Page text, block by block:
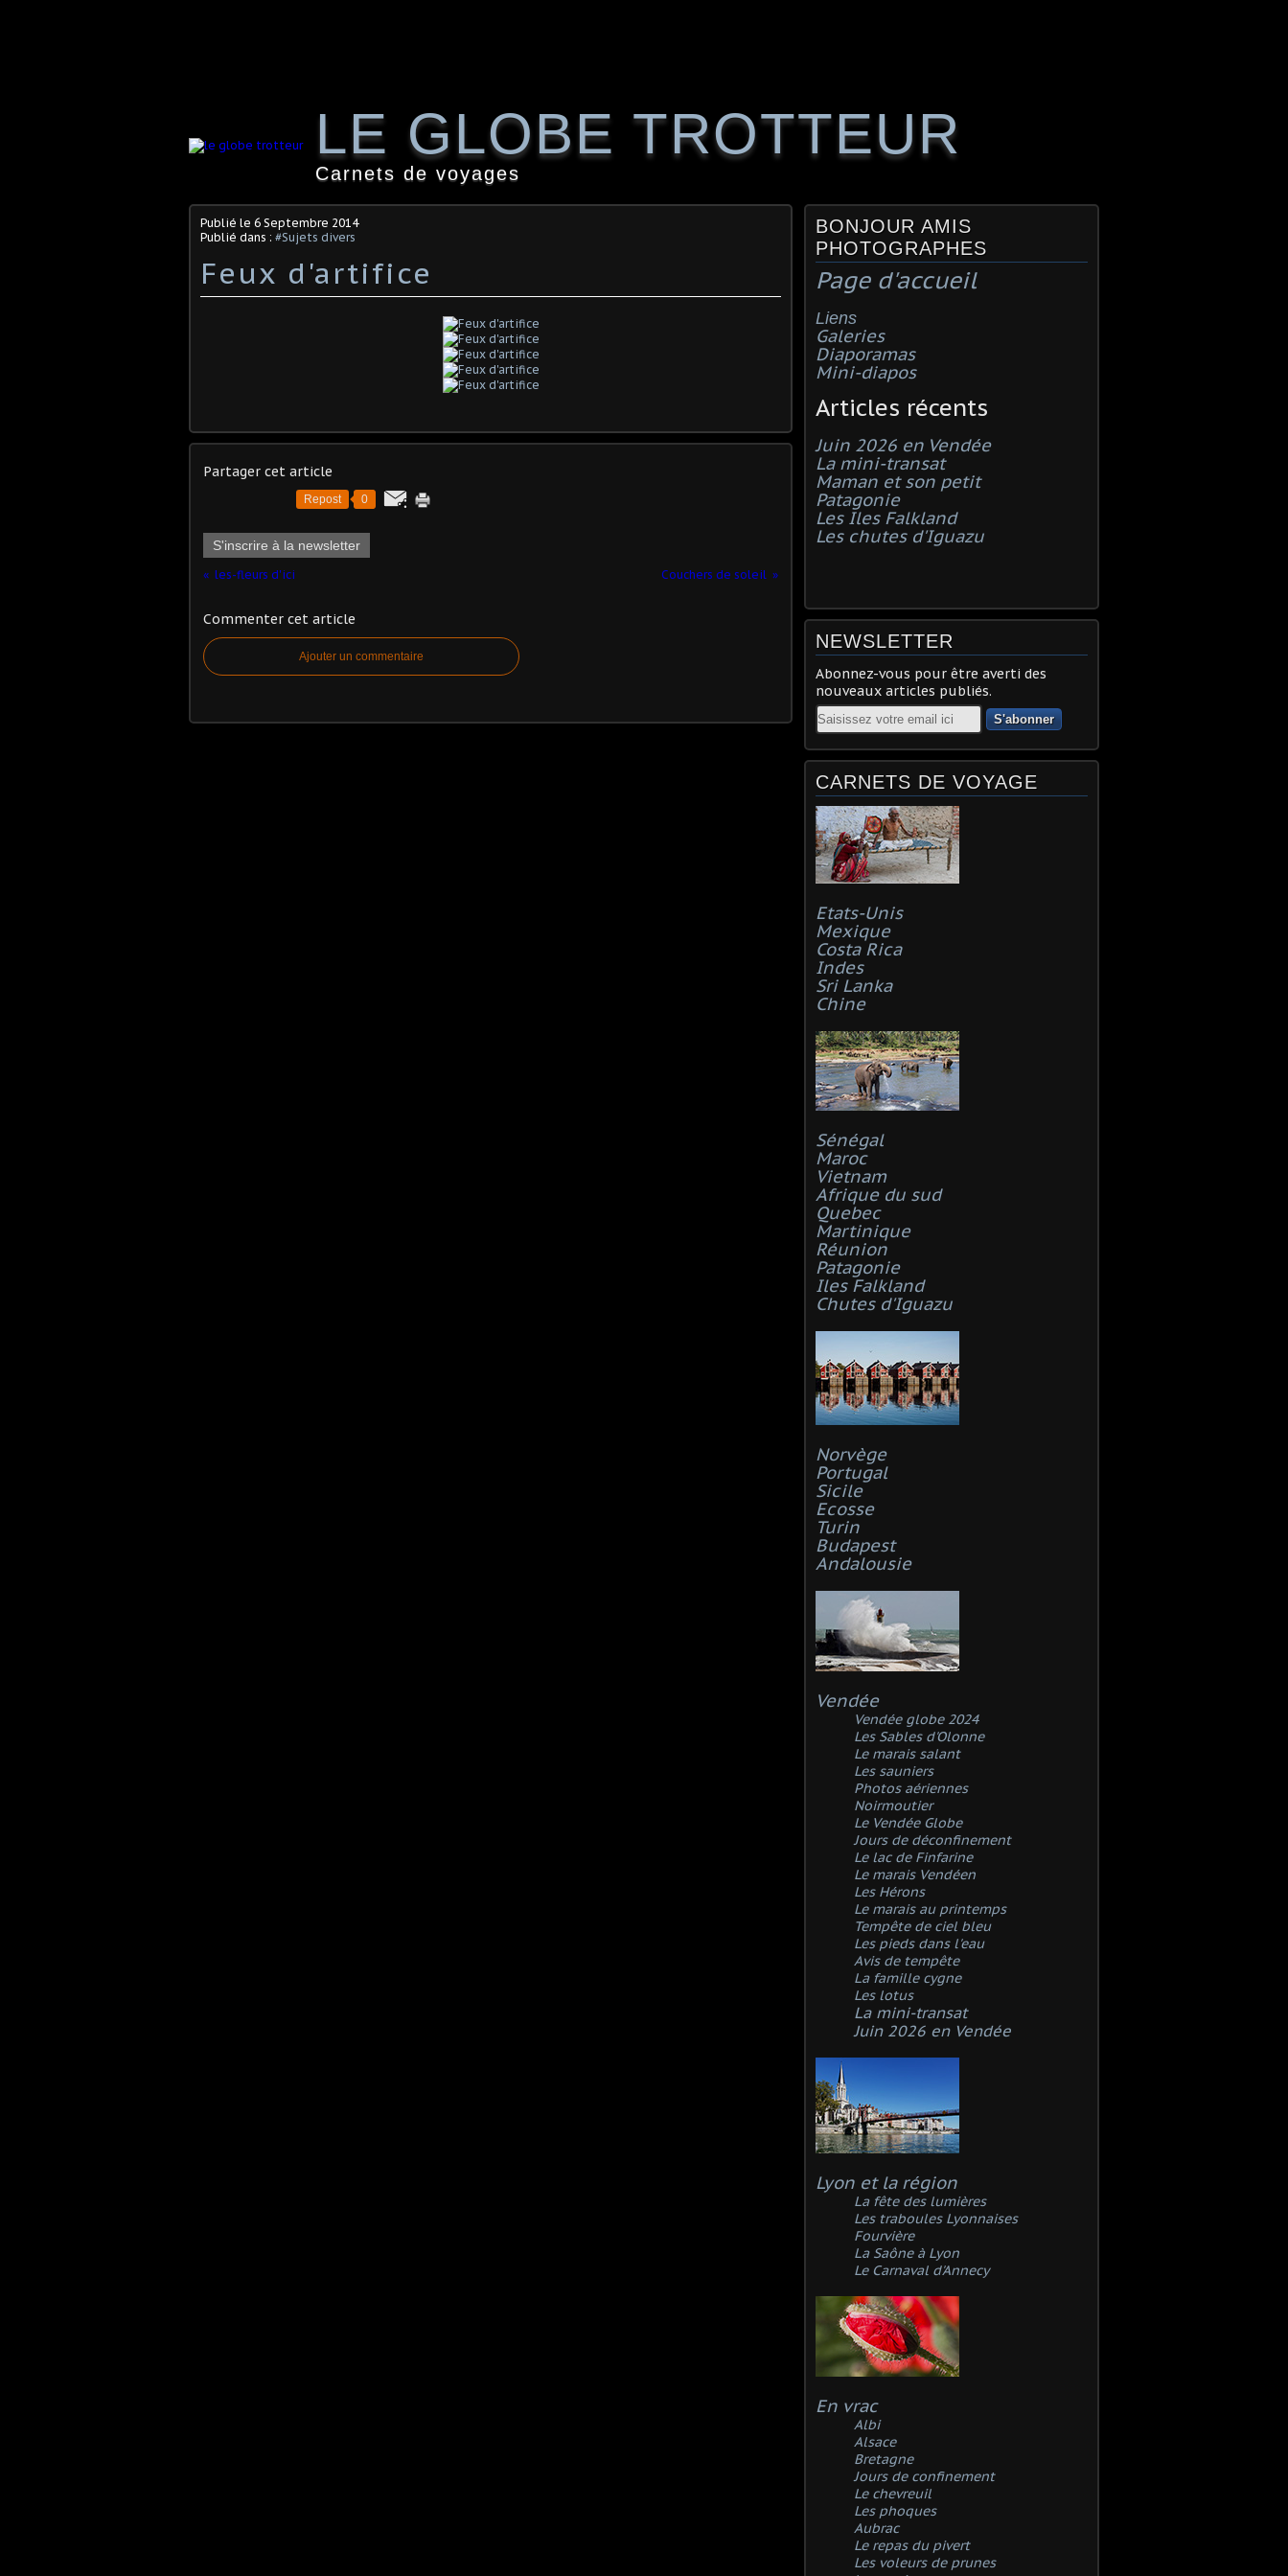
LE GLOBE TROTTEUR
Carnets de voyages
Publié le 6 Septembre 2014
Publié dans : #Sujets divers
Feux d'artifice
Partager cet article
Repost 0
S'inscrire à la newsletter
les-fleurs d'ici Couchers de soleil
Commenter cet article
Ajouter un commentaire
BONJOUR AMIS
PHOTOGRAPHES
Page d'accueil
Liens
Galeries
Diaporamas
Mini-diapos
Articles récents
Juin 2026 en Vendée
La mini-transat
Maman et son petit
Patagonie
Les Iles Falkland
Les chutes d'Iguazu
NEWSLETTER
Abonnez-vous pour être averti des
nouveaux articles publiés.
Email
CARNETS DE VOYAGE
Etats-Unis
Mexique
Costa Rica
Indes
Sri Lanka
Chine
Sénégal
Maroc
Vietnam
Afrique du sud
Quebec
Martinique
Réunion
Patagonie
Iles Falkland
Chutes d'Iguazu
Norvège
Portugal
Sicile
Ecosse
Turin
Budapest
Andalousie
Vendée
Vendée globe 2024
Les Sables d'Olonne
Le marais salant
Les sauniers
Photos aériennes
Noirmoutier
Le Vendée Globe
Jours de déconfinement
Le lac de Finfarine
Le marais Vendéen
Les Hérons
Le marais au printemps
Tempête de ciel bleu
Les pieds dans l'eau
Avis de tempête
La famille cygne
Les lotus
La mini-transat
Juin 2026 en Vendée
Lyon et la région
La fête des lumières
Les traboules Lyonnaises
Fourvière
La Saône à Lyon
Le Carnaval d'Annecy
En vrac
Albi
Alsace
Bretagne
Jours de confinement
Le chevreuil
Les phoques
Aubrac
Le repas du pivert
Les voleurs de prunes